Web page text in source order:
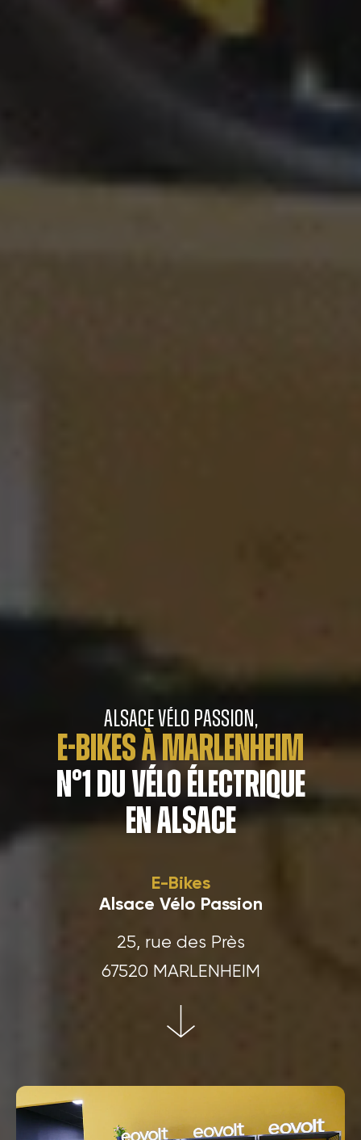
Alsace Vélo Passion,
E-BIKES À MARLENHEIM
N°1 du Vélo électrique
En Alsace
E-Bikes
Alsace Vélo Passion
25, rue des Près
67520 MARLENHEIM